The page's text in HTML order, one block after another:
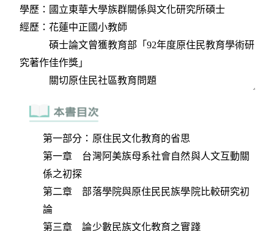
第一部分：原住民文化教育的省思
第一章 台灣阿美族母系社會自然與人文互動關
係之初探
第二章 部落學院與原住民民族學院比較研究初
論
第三章 論少數民族文化教育之實踐